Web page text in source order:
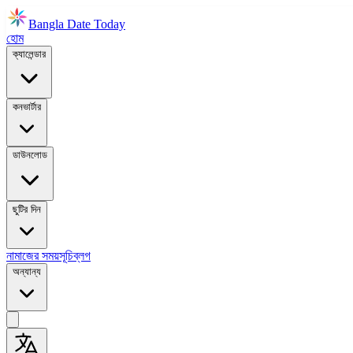
Bangla Date Today
হোম
ক্যালেন্ডার
কনভার্টার
ডাউনলোড
ছুটির দিন
নামাজের সময়সূচিব্লগ
অন্যান্য